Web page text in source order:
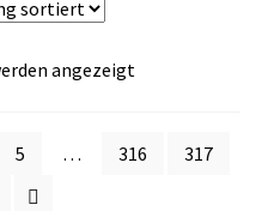
angezeigtNach
5 … 316
317